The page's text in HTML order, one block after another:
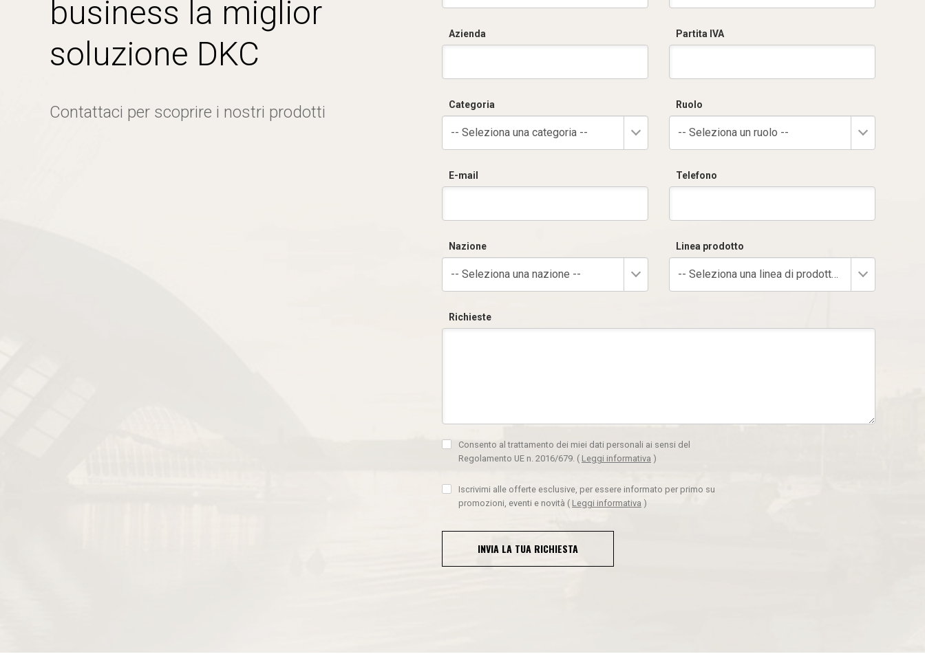
business la miglior
soluzione DKC
Contattaci per scoprire i nostri prodotti
Azienda Partita IVA
Categoria
-- Seleziona una categoria --
Ruolo
-- Seleziona un ruolo --
E-mail Telefono
Nazione
-- Seleziona una nazione --
Linea prodotto
-- Seleziona una linea di prodotto --
Richieste
Consento al trattamento dei miei dati personali ai sensi del
Regolamento UE n. 2016/679. ( Leggi informativa )
Iscrivimi alle offerte esclusive, per essere informato per primo su
promozioni, eventi e novità ( Leggi informativa )
INVIA LA TUA RICHIESTA